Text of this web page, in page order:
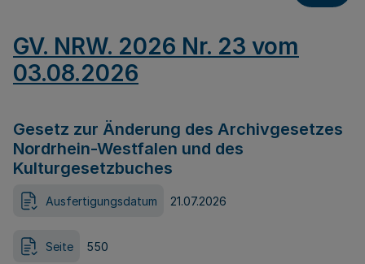
GV. NRW. 2026 Nr. 23 vom
03.08.2026
Gesetz zur Änderung des Archivgesetzes
Nordrhein-Westfalen und des
Kulturgesetzbuches
Ausfertigungsdatum 21.07.2026
Seite 550